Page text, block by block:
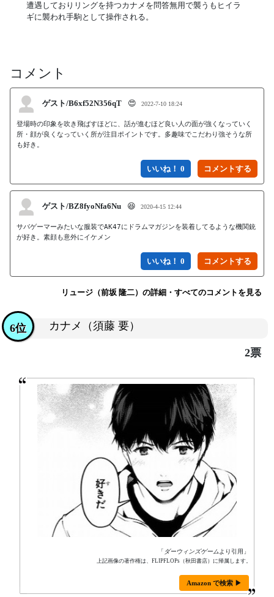
遭遇しておりリングを持つカナメを問答無用で襲うもヒイラ
ギに襲われ手駒として操作される。
コメント
ゲスト/B6xf52N356qT 😍 2022-7-10 18:24
登場時の印象を吹き飛ばすほどに、話が進むほど良い人の面が強くなっていく
所・顔が良くなっていく所が注目ポイントです。多趣味でこだわり強そうな所
いいね！ 0
ゲスト/BZ8fyoNfa6Nu 😆 2020-4-15 12:44
サバゲーマーみたいな服装でAK47にドラムマガジンを装着してるような機関銃
が好き。素顔も意外にイケメン
いいね！ 0
リュージ（前坂 隆二）の詳細・すべてのコメントを見る
カナメ（須藤 要）
6位
2票
「 ダーウィンズゲーム より引用」
上記画像の著作権は、FLIPFLOPs（秋田書店）に帰属します。
Amazon で検索 ▶